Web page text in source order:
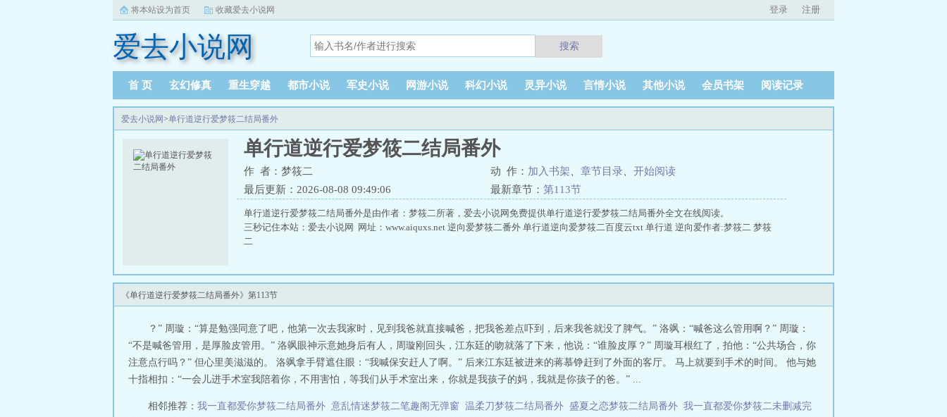
将本站设为首页 收藏爱去小说网 登录 注册
爱去小说网 搜索
首 页 玄幻修真 重生穿越 都市小说 军史小说 网游小说 科幻小说 灵异小说 言情小说 其他小说 会员书架 阅读记录
爱去小说网>单行道逆行爱梦筱二结局番外
单行道逆行爱梦筱二结局番外
作 者：梦筱二 动 作： 加入书架 章节目录
开始阅读
最后更新：2026-08-08 09:49:06
最新章节： 第113节
单行道逆行爱梦筱二结局番外是由作者：梦筱二所著，爱去小说网免费提供单行道逆行爱梦筱二结局番外全文在线阅读。
三秒记住本站：爱去小说网 网址：www.aiquxs.net 逆向爱梦筱二番外 单行道逆向爱梦筱二百度云txt 单行道 逆向爱作者:梦筱二 梦筱
二
《单行道逆行爱梦筱二结局番外》第113节
？” 周璇：“算是勉强同意了吧，他第一次去我家时，见到我爸就直接喊爸，把我爸差点吓到，后来我爸就没了脾气。” 洛飒：“喊爸这么管用啊？” 周璇：
“不是喊爸管用，是厚脸皮管用。” 洛飒眼神示意她身后有人，周璇刚回头，江东廷的吻就落了下来，他说：“谁脸皮厚？” 周璇耳根红了，拍他：“公共场合，你
注意点行吗？” 但心里美滋滋的。 洛飒拿手臂遮住眼：“我喊保安赶人了啊。” 后来江东廷被进来的蒋慕铮赶到了外面的客厅。 马上就要到手术的时间。 他与她
十指相扣：“一会儿进手术室我陪着你，不用害怕，等我们从手术室出来，你就是我孩子的妈，我就是你孩子的爸。” ...
相邻推荐： 我一直都爱你梦筱二结局番外 意乱情迷梦筱二笔趣阁无弹窗 温柔刀梦筱二结局番外 盛夏之恋梦筱二结局番外 我一直都爱你梦筱二未删减完